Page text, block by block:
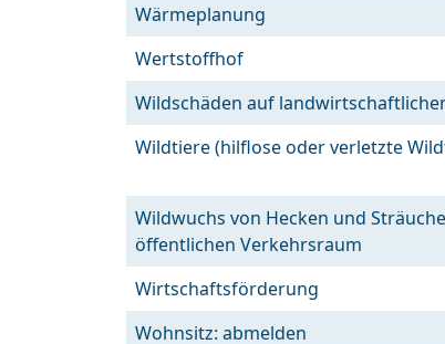
Wärmeplanung
Wertstoffhof
Wildschäden auf
Wildtiere (hilflose oder verletzte
Wildwuchs von Hecken und
öffentlichen Verkehrsraum
Wirtschaftsförderung
Wohnsitz: abmelden